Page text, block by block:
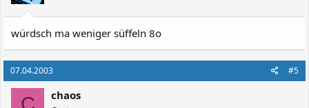
würdsch ma weniger süffeln 8o
07.04.2003 #5
chaos